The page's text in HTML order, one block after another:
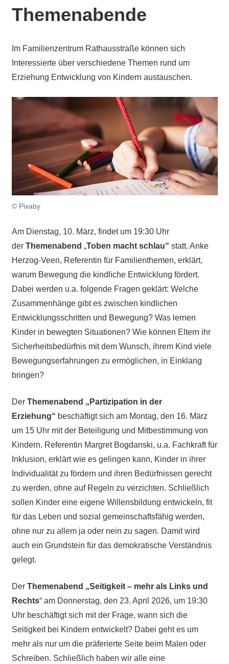
Themenabende
Im Familienzentrum Rathausstraße können sich
Interessierte über verschiedene Themen rund um
Erziehung Entwicklung von Kindern austauschen.
© Pixaby
Am Dienstag, 10. März, findet um 19:30 Uhr
der Themenabend „Toben macht schlau“ statt. Anke
Herzog-Veen, Referentin für Familienthemen, erklärt,
warum Bewegung die kindliche Entwicklung fördert.
Dabei werden u.a. folgende Fragen geklärt: Welche
Zusammenhänge gibt es zwischen kindlichen
Entwicklungsschritten und Bewegung? Was lernen
Kinder in bewegten Situationen? Wie können Eltern ihr
Sicherheitsbedürfnis mit dem Wunsch, ihrem Kind viele
Bewegungserfahrungen zu ermöglichen, in Einklang
bringen?
Der Themenabend „Partizipation in der
Erziehung“ beschäftigt sich am Montag, den 16. März
um 15 Uhr mit der Beteiligung und Mitbestimmung von
Kindern. Referentin Margret Bogdanski, u.a. Fachkraft für
Inklusion, erklärt wie es gelingen kann, Kinder in ihrer
Individualität zu fördern und ihren Bedürfnissen gerecht
zu werden, ohne auf Regeln zu verzichten. Schließlich
sollen Kinder eine eigene Willensbildung entwickeln, fit
für das Leben und sozial gemeinschaftsfähig werden,
ohne nur zu allem ja oder nein zu sagen. Damit wird
auch ein Grundstein für das demokratische Verständnis
gelegt.
Der Themenabend „Seitigkeit – mehr als Links und
Rechts“ am Donnerstag, den 23. April 2026, um 19:30
Uhr beschäftigt sich mit der Frage, wann sich die
Seitigkeit bei Kindern entwickelt? Dabei geht es um
mehr als nur um die präferierte Seite beim Malen oder
Schreiben. Schließlich haben wir alle eine